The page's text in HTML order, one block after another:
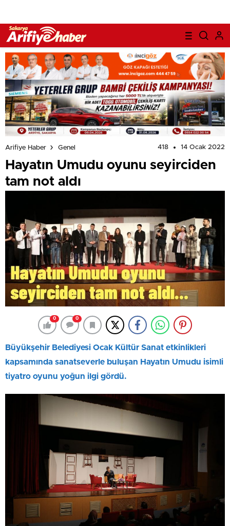
Arifiye Haber Genel 418 14 Ocak 2022
Hayatın Umudu oyunu seyirciden
tam not aldı
0 0
Büyükşehir Belediyesi Ocak Kültür Sanat etkinlikleri
kapsamında sanatseverle buluşan Hayatın Umudu isimli
tiyatro oyunu yoğun ilgi gördü.